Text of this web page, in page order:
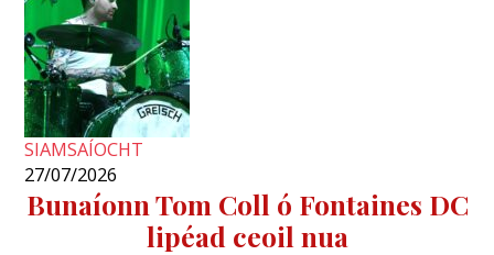
SIAMSAÍOCHT
27/07/2026
Bunaíonn Tom Coll ó Fontaines DC
lipéad ceoil nua